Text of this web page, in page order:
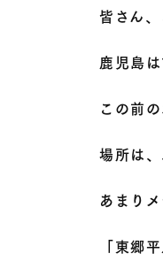
皆さん、
鹿児島
この前
場所は
あまり
「東郷